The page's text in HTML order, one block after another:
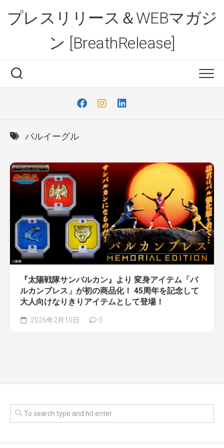
content
プレスリリース＆WEBマガジ
ン [BreathRelease]
バルイーグル
『太陽戦隊サンバルカン』より 変身アイテム「バ
ルカンブレス」が初の商品化！ 45周年を記念して
大人向けなりきりアイテムとして登場！
2026年2月10日 0